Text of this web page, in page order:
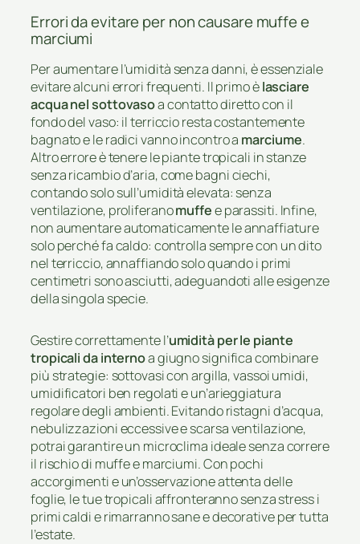
Errori da evitare per non causare muffe e
marciumi
Per aumentare l’umidità senza danni, è essenziale
evitare alcuni errori frequenti. Il primo èlasciare
acqua nel sottovasoa contatto diretto con il
fondo del vaso: il terriccio resta costantemente
bagnato e le radici vanno incontro a marciume.
Altro errore è tenere le piante tropicali in stanze
senza ricambio d’aria, come bagni ciechi,
contando solo sull’umidità elevata: senza
ventilazione, proliferanomuffee parassiti. Infine,
non aumentare automaticamente le annaffiature
solo perché fa caldo: controlla sempre con un dito
nel terriccio, annaffiando solo quando i primi
centimetri sono asciutti, adeguandoti alle esigenze
della singola specie.
Gestire correttamente l’umidità per le piante
tropicali da internoa giugno significa combinare
più strategie: sottovasi con argilla, vassoi umidi,
umidificatori ben regolati e un’arieggiatura
regolare degli ambienti. Evitando ristagni d’acqua,
nebulizzazioni eccessive e scarsa ventilazione,
potrai garantire un microclima ideale senza correre
il rischio di muffe e marciumi. Con pochi
accorgimenti e un’osservazione attenta delle
foglie, le tue tropicali affronteranno senza stress i
primi caldi e rimarranno sane e decorative per tutta
l’estate.